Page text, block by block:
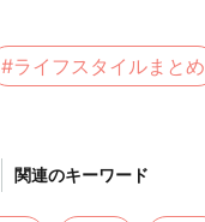
#ライフスタイルまとめ
関連のキーワード